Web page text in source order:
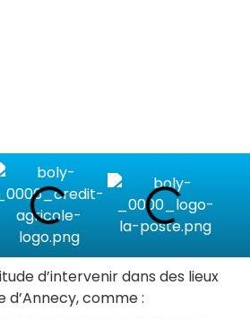
d’intervenir dans des lieux
d’Annecy, comme :